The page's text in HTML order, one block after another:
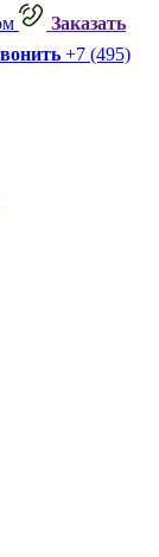
Заказать
+7 (495)